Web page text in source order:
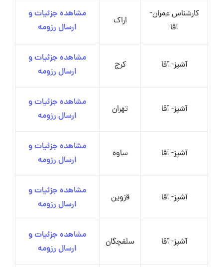
کارشناس عمران-
آقا
اراک
مشاهده جزئیات و
ارسال رزومه
آشپز- آقا کرج
مشاهده جزئیات و
ارسال رزومه
آشپز- آقا تهران
مشاهده جزئیات و
ارسال رزومه
آشپز- آقا ساوه
مشاهده جزئیات و
ارسال رزومه
آشپز- آقا قزوین
مشاهده جزئیات و
ارسال رزومه
آشپز- آقا سلفچگان
مشاهده جزئیات و
ارسال رزومه